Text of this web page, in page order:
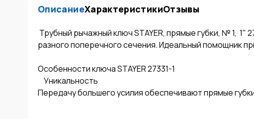
ОписаниеХарактеристикиОтзывы
разного поперечного сечения. Идеальный помощник
Особенности ключа STAYER 27331-1
Передачу большего усилия обеспечивают прямые